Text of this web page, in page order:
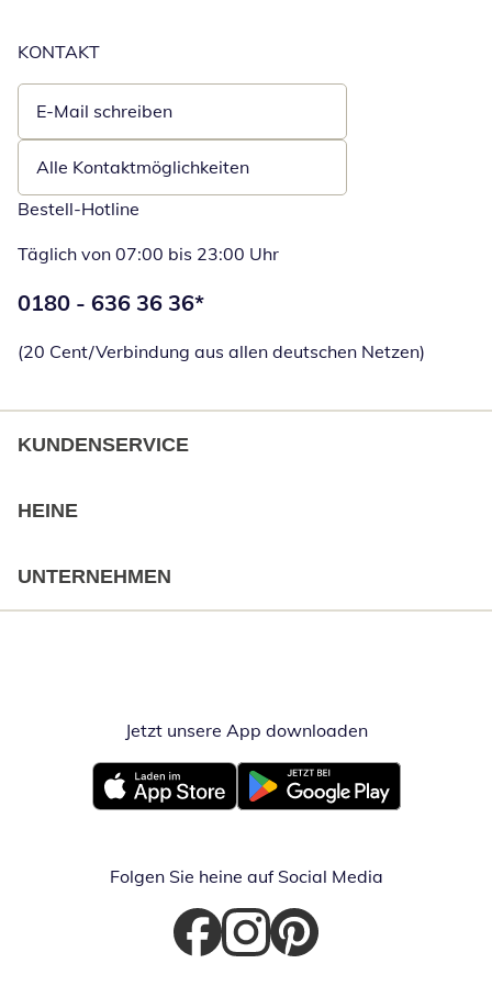
KONTAKT
E-Mail schreiben
Öffnet E-Mail-Client
Alle Kontaktmöglichkeiten
Bestell-Hotline
Täglich von 07:00 bis 23:00 Uhr
Telefonnummer:
0180 - 636 36 36*
(20 Cent/Verbindung aus allen deutschen Netzen)
KUNDENSERVICE
HEINE
UNTERNEHMEN
Jetzt unsere App downloadenÖffnet in
Öffnet in neuem FensterÖffnet in neuem Fenster
Folgen Sie heine auf Social Media
Öffnet in neuem Fenster
Öffnet in neuem Fenster
Öffnet in neuem Fenster